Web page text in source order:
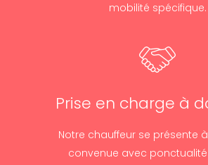
mobilité spécifique.
Prise en charge à
Notre chauffeur se présente
convenue avec